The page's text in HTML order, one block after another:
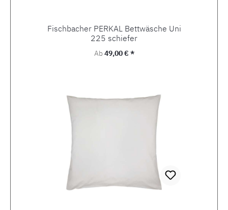
Fischbacher PERKAL Bettwäsche Uni
225 schiefer
Regulärer Preis:
Ab49,00 € *